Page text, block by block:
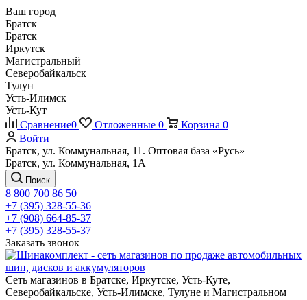
Ваш город
Братск
Братск
Иркутск
Магистральный
Северобайкальск
Тулун
Усть-Илимск
Усть-Кут
Сравнение0 Отложенные 0 Корзина 0
Войти
Братск, ул. Коммунальная, 11. Оптовая база «Русь»
Братск, ул. Коммунальная, 1А
Поиск
8 800 700 86 50
+7 (395) 328-55-36
+7 (908) 664-85-37
+7 (395) 328-55-37
Заказать звонок
Сеть магазинов в Братске, Иркутске, Усть-Куте,
Северобайкальске, Усть-Илимске, Тулуне и Магистральном